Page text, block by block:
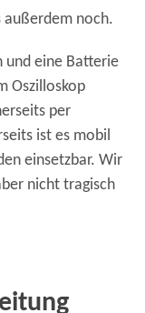
außerdem noch.
und eine Batterie
Oszilloskop
per
ist es mobil
einsetzbar. Wir
nicht tragisch